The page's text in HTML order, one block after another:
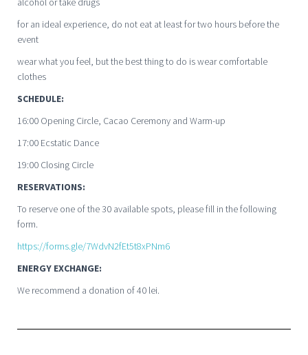
for an ideal experience, do not eat at least for two hours before the
event
wear what you feel, but the best thing to do is wear comfortable
clothes
SCHEDULE:
16:00 Opening Circle, Cacao Ceremony and Warm-up
17:00 Ecstatic Dance
19:00 Closing Circle
RESERVATIONS:
To reserve one of the 30 available spots, please fill in the following
form.
https://forms.gle/7WdvN2fEt5t8xPNm6
ENERGY EXCHANGE:
We recommend a donation of 40 lei.